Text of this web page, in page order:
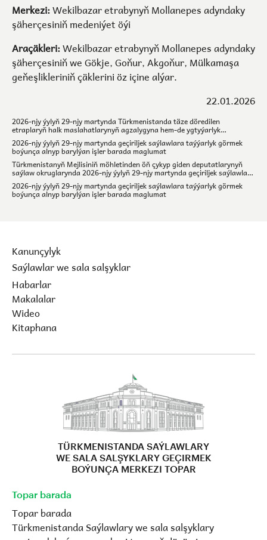
Merkezi:Wekilbazar etrabynyň Mollanepes adyndaky
şäherçesiniň medeniýet öýi
Araçäkleri:Wekilbazar etrabynyň Mollanepes adyndaky
şäherçesiniň we Gökje, Goňur, Akgoňur, Mülkamaşa
geňeşlikleriniň çäklerini öz içine alýar.
22.01.2026
2026-njy ýylyň 29-njy martynda Türkmenistanda täze döredilen
etraplaryň halk maslahatlarynyň agzalygyna hem-de ygtyýarlyk
möhletinden öň çykyp giden Türkmenistanyň Mejlisiniň deputat-larynyň,
welaýat, etrap, şäher halk maslahatlarynyň we geňeşleriň agzalarynyň
saýlaw okruglarynda geçirilen saýlawlar: jemler, sanlar
2026-njy ýylyň 29-njy martynda geçiriljek saýlawlara taýýarlyk görmek
boýunça alnyp barylýan işler barada maglumat
Türkmenistanyň Mejlisiniň möhletinden öň çykyp giden deputatlarynyň
saýlaw okruglarynda 2026-njy ýylyň 29-njy martynda geçiriljek saýlawlar
boýunça bellige alnan dalaşgärler barada maglumat
2026-njy ýylyň 29-njy martynda geçiriljek saýlawlara taýýarlyk görmek
boýunça alnyp barylýan işler barada maglumat
Kanunçylyk
Saýlawlar we sala salşyklar
Habarlar
Makalalar
Wideo
Kitaphana
TÜRKMENISTANDA SAÝLAWLARY
WE SALA SALŞYKLARY GEÇIRMEK
BOÝUNÇA MERKEZI TOPAR
Topar barada
Topar barada
Türkmenistanda Saýlawlary we sala salşyklary